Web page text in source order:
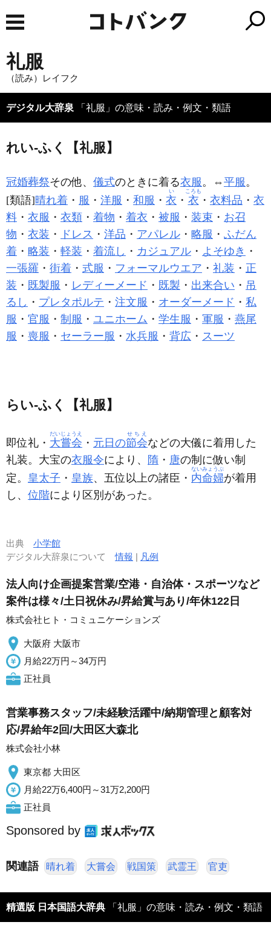
礼服
（読み）レイフク
デジタル大辞泉 「礼服」の意味・読み・例文・類語
れい‐ふく【礼服】
冠婚葬祭その他、 儀式のときに着る衣服。⇔平服。
[類語]晴れ着 ・ 服 ・ 洋服 ・ 和服 ・ 衣
い
・ 衣
ころも
・ 衣料品 ・ 衣
料 ・ 衣服 ・ 衣類 ・ 着物 ・ 着衣 ・ 被服 ・ 装束 ・ お召
物 ・ 衣装 ・ ドレス ・ 洋品 ・ アパレル ・ 略服 ・ ふだん
着 ・ 略装 ・ 軽装 ・ 着流し ・ カジュアル ・ よそゆき ・
一張羅 ・ 街着 ・ 式服 ・ フォーマルウエア ・ 礼装 ・ 正
装 ・ 既製服 ・ レディーメード ・ 既製 ・ 出来合い ・ 吊
るし ・ プレタポルテ ・ 注文服 ・ オーダーメード ・ 私
服 ・ 官服 ・ 制服 ・ ユニホーム ・ 学生服 ・ 軍服 ・ 燕尾
服 ・ 喪服 ・ セーラー服 ・ 水兵服 ・ 背広 ・ スーツ
らい‐ふく【礼服】
即位礼・ 大嘗会
だいじょうえ
・ 元日の節会
せちえ
などの大儀に着用した
礼装。大宝の衣服令により、 隋 ・ 唐の制に倣い制
定。 皇太子 ・ 皇族、五位以上の諸臣・ 内命婦
ないみょうぶ
が着用
し、 位階により区別があった。
出典 小学館
デジタル大辞泉について情報 | 凡例
法人向け企画提案営業/空港・自治体・スポーツなど
案件は様々/土日祝休み/昇給賞与あり/年休122日
株式会社ヒト・コミュニケーションズ
大阪府 大阪市
月給22万円～34万円
正社員
営業事務スタッフ/未経験活躍中/納期管理と顧客対
応/昇給年2回/大田区大森北
株式会社小林
東京都 大田区
月給22万6,400円～31万2,200円
正社員
Sponsored by
関連語 晴れ着 大嘗会 戦国策 武霊王 官吏
精選版 日本国語大辞典 「礼服」の意味・読み・例文・類語